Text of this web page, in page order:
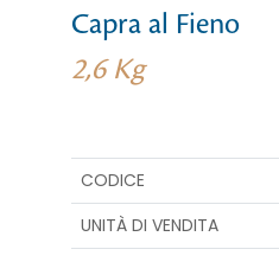
Capra al Fieno
2,6 Kg
CODICE
UNITÀ DI VENDITA